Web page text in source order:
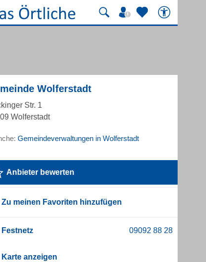
Wolferstadt
Str. 1
Wolferstadt
Gemeindeverwaltungen in Wolferstadt
Anbieter bewerten
Zu meinen Favoriten hinzufügen
Festnetz
Karte anzeigen